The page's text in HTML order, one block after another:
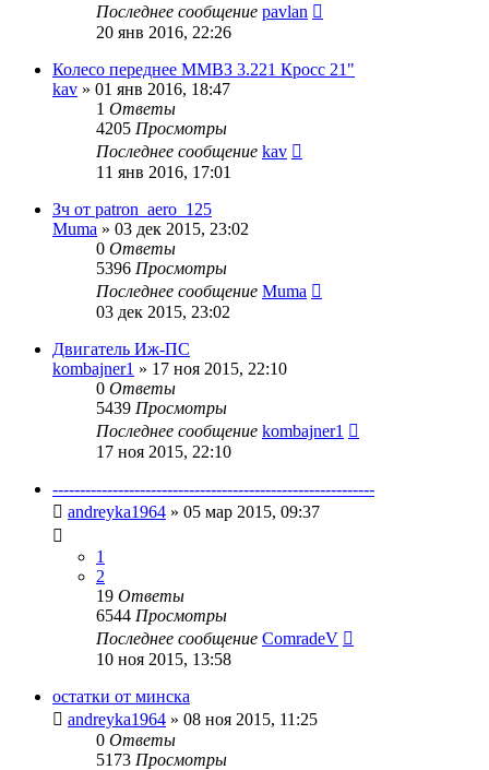
Последнее сообщение pavlan
20 янв 2016, 22:26
Колесо переднее ММВЗ 3.221 Кросс 21"
kav » 01 янв 2016, 18:47
1 Ответы
4205 Просмотры
Последнее сообщение kav
11 янв 2016, 17:01
Зч от patron_aero_125
Muma » 03 дек 2015, 23:02
0 Ответы
5396 Просмотры
Последнее сообщение Muma
03 дек 2015, 23:02
Двигатель Иж-ПС
kombajner1 » 17 ноя 2015, 22:10
0 Ответы
5439 Просмотры
Последнее сообщение kombajner1
17 ноя 2015, 22:10
-----------------------------------------------------------
andreyka1964 » 05 мар 2015, 09:37
1
2
19 Ответы
6544 Просмотры
Последнее сообщение ComradeV
10 ноя 2015, 13:58
остатки от минска
andreyka1964 » 08 ноя 2015, 11:25
0 Ответы
5173 Просмотры